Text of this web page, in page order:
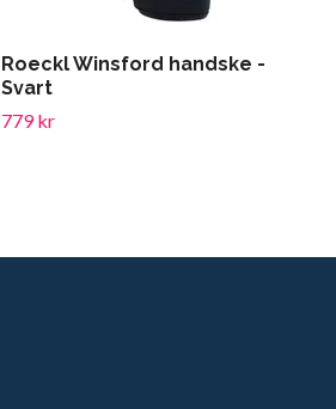
Roeckl Winsford handske -
Svart
779 kr